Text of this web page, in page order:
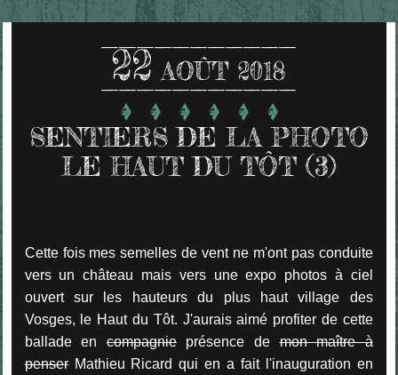
22 AOÛT 2018
SENTIERS DE LA PHOTO
LE HAUT DU TÔT (3)
Cette fois mes semelles de vent ne m'ont pas conduite
vers un château mais vers une expo photos à ciel
ouvert sur les hauteurs du plus haut village des
Vosges, le Haut du Tôt. J'aurais aimé profiter de cette
ballade encompagnieprésence demon maître à
penserMathieu Ricard qui en a fait l'inauguration en